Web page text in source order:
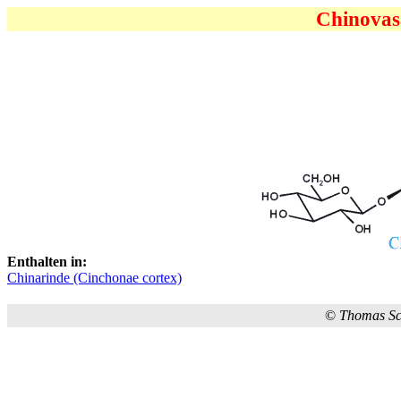
Enthalten in:
Chinarinde (Cinchonae cortex)
© Thomas